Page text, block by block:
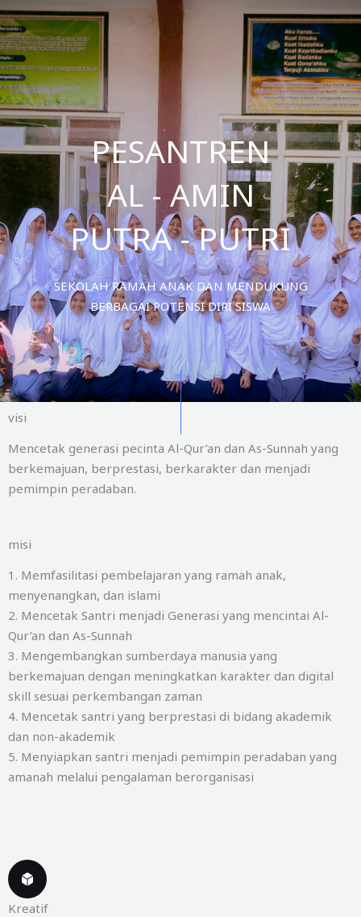
PESANTREN
AL - AMIN
PUTRA - PUTRI
SEKOLAH RAMAH ANAK DAN MENDUKUNG
BERBAGAI POTENSI DIRI SISWA
visi
Mencetak generasi pecinta Al-Qur’an dan As-Sunnah yang
berkemajuan, berprestasi, berkarakter dan menjadi
pemimpin peradaban.
misi
1. Memfasilitasi pembelajaran yang ramah anak,
menyenangkan, dan islami
2. Mencetak Santri menjadi Generasi yang mencintai Al-
Qur’an dan As-Sunnah
3. Mengembangkan sumberdaya manusia yang
berkemajuan dengan meningkatkan karakter dan digital
skill sesuai perkembangan zaman
4. Mencetak santri yang berprestasi di bidang akademik
dan non-akademik
5. Menyiapkan santri menjadi pemimpin peradaban yang
amanah melalui pengalaman berorganisasi
Kreatif